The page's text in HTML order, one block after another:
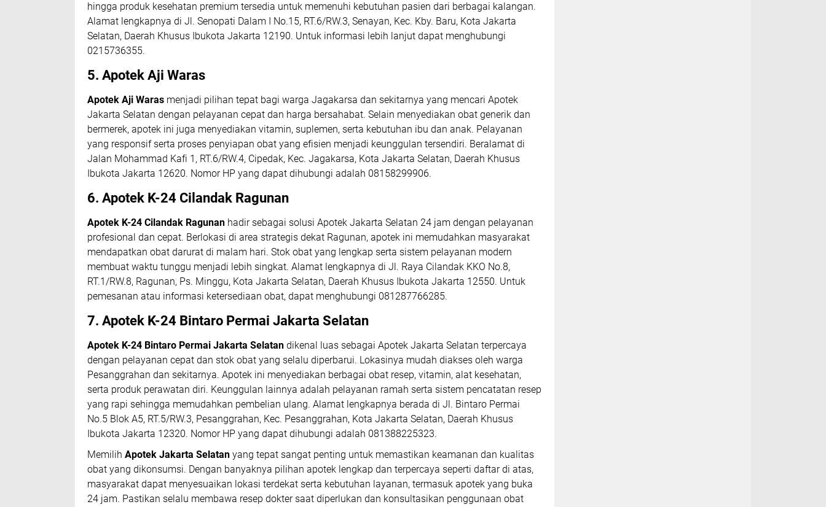
hingga produk kesehatan premium tersedia untuk memenuhi kebutuhan pasien dari berbagai kalangan.
Alamat lengkapnya di Jl. Senopati Dalam I No.15, RT.6/RW.3, Senayan, Kec. Kby. Baru, Kota Jakarta
Selatan, Daerah Khusus Ibukota Jakarta 12190. Untuk informasi lebih lanjut dapat menghubungi
0215736355.
5. Apotek Aji Waras
Apotek Aji Waras menjadi pilihan tepat bagi warga Jagakarsa dan sekitarnya yang mencari Apotek
Jakarta Selatan dengan pelayanan cepat dan harga bersahabat. Selain menyediakan obat generik dan
bermerek, apotek ini juga menyediakan vitamin, suplemen, serta kebutuhan ibu dan anak. Pelayanan
yang responsif serta proses penyiapan obat yang efisien menjadi keunggulan tersendiri. Beralamat di
Jalan Mohammad Kafi 1, RT.6/RW.4, Cipedak, Kec. Jagakarsa, Kota Jakarta Selatan, Daerah Khusus
Ibukota Jakarta 12620. Nomor HP yang dapat dihubungi adalah 08158299906.
6. Apotek K-24 Cilandak Ragunan
Apotek K-24 Cilandak Ragunan hadir sebagai solusi Apotek Jakarta Selatan 24 jam dengan pelayanan
profesional dan cepat. Berlokasi di area strategis dekat Ragunan, apotek ini memudahkan masyarakat
mendapatkan obat darurat di malam hari. Stok obat yang lengkap serta sistem pelayanan modern
membuat waktu tunggu menjadi lebih singkat. Alamat lengkapnya di Jl. Raya Cilandak KKO No.8,
RT.1/RW.8, Ragunan, Ps. Minggu, Kota Jakarta Selatan, Daerah Khusus Ibukota Jakarta 12550. Untuk
pemesanan atau informasi ketersediaan obat, dapat menghubungi 081287766285.
7. Apotek K-24 Bintaro Permai Jakarta Selatan
Apotek K-24 Bintaro Permai Jakarta Selatan dikenal luas sebagai Apotek Jakarta Selatan terpercaya
dengan pelayanan cepat dan stok obat yang selalu diperbarui. Lokasinya mudah diakses oleh warga
Pesanggrahan dan sekitarnya. Apotek ini menyediakan berbagai obat resep, vitamin, alat kesehatan,
serta produk perawatan diri. Keunggulan lainnya adalah pelayanan ramah serta sistem pencatatan resep
yang rapi sehingga memudahkan pembelian ulang. Alamat lengkapnya berada di Jl. Bintaro Permai
No.5 Blok A5, RT.5/RW.3, Pesanggrahan, Kec. Pesanggrahan, Kota Jakarta Selatan, Daerah Khusus
Ibukota Jakarta 12320. Nomor HP yang dapat dihubungi adalah 081388225323.
Memilih Apotek Jakarta Selatan yang tepat sangat penting untuk memastikan keamanan dan kualitas
obat yang dikonsumsi. Dengan banyaknya pilihan apotek lengkap dan terpercaya seperti daftar di atas,
masyarakat dapat menyesuaikan lokasi terdekat serta kebutuhan layanan, termasuk apotek yang buka
24 jam. Pastikan selalu membawa resep dokter saat diperlukan dan konsultasikan penggunaan obat